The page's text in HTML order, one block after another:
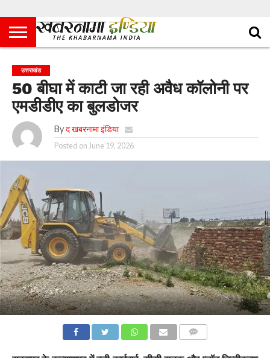
उत्तराखंड
50 बीघा में काटी जा रही अवैध कॉलोनी पर
एमडीडीए का बुलडोजर
By द खबरनामा इंडिया
Posted on June 19, 2026